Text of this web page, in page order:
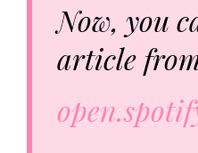
Now, you
article